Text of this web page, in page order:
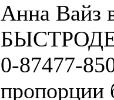
Анна Вайз
0-87477-
пропорции